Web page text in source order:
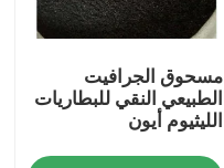
مسحوق الجرافيت
الطبيعي النقي للبطاريات
الليثيوم أيون